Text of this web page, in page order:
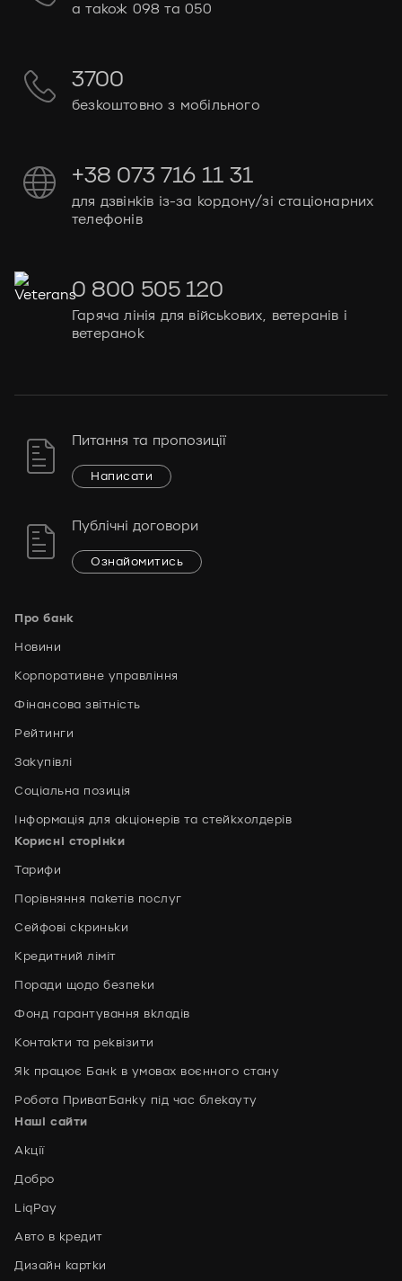
Про банк
Новини
Корпоративне управління
Фінансова звітність
Рейтинги
Закупівлі
Соціальна позиція
Інформація для акціонерів та стейкхолдерів
Корисні сторінки
Тарифи
Порівняння пакетів послуг
Сейфові скриньки
Кредитний ліміт
Поради щодо безпеки
Фонд гарантування вкладів
Контакти та реквізити
Як працює Банк в умовах воєнного стану
Робота ПриватБанку під час блекауту
Наші сайти
Акції
Добро
LiqPay
Авто в кредит
Дизайн картки
а також 098 та 050
3700
безкоштовно з мобільного
+38 073 716 11 31
для дзвінків із-за кордону/зі стаціонарних
телефонів
0 800 505 120
Гаряча лінія для військових, ветеранів і
ветеранок
Питання та пропозиції
Написати
Публічні договори
Ознайомитись